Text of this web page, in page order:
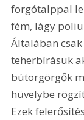
forgótalppal
fém, lágy
Általában
teherbírásuk
bútorgörgők
hüvelybe
Ezek